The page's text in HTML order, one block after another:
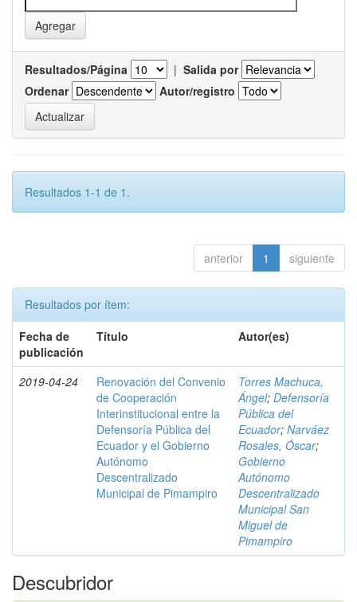
Resultados/Página | Salida por
Ordenar
Autor/registro
Resultados 1-1 de 1.
anterior 1 siguiente
Resultados por ítem:
Fecha de
publicación
Título Autor(es)
2019-04-24
Renovación del Convenio
de Cooperación
Interinstitucional entre la
Defensoría Pública del
Ecuador y el Gobierno
Autónomo
Descentralizado
Municipal de Pimampiro
Torres Machuca,
Ángel; Defensoría
Pública del
Ecuador; Narváez
Rosales, Óscar;
Gobierno
Autónomo
Descentralizado
Municipal San
Miguel de
Pimampiro
Descubridor